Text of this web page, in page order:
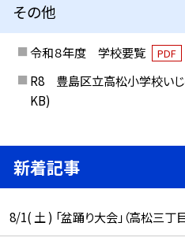
その他
令和８年度 学校要覧 PDF
R8 豊島区立高松小学校い
KB)
新着記事
8/1( 土 ) 「盆踊り大会」（高松三丁